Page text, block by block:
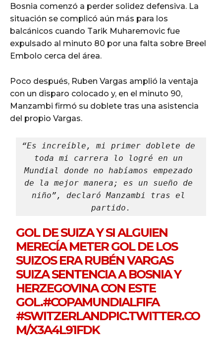
Bosnia comenzó a perder solidez defensiva. La
situación se complicó aún más para los
balcánicos cuando Tarik Muharemovic fue
expulsado al minuto 80 por una falta sobre Breel
Embolo cerca del área.
Poco después, Ruben Vargas amplió la ventaja
con un disparo colocado y, en el minuto 90,
Manzambi firmó su doblete tras una asistencia
del propio Vargas.
“Es increíble, mi primer doblete de
toda mi carrera lo logré en un
Mundial donde no habíamos empezado
de la mejor manera; es un sueño de
niño”, declaró Manzambi tras el
partido.
GOL DE SUIZA Y SI ALGUIEN
MERECÍA METER GOL DE LOS
SUIZOS ERA RUBÉN VARGAS
SUIZA SENTENCIA A BOSNIA Y
HERZEGOVINA CON ESTE
GOL.#COPAMUNDIALFIFA
#SWITZERLANDPIC.TWITTER.CO
M/X3A4L91FDK